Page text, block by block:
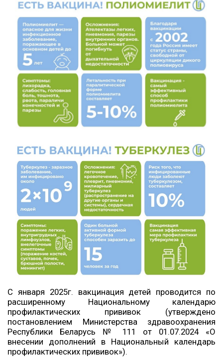
С января 2025г. вакцинация детей проводится по
расширенному Национальному календарю
профилактических прививок (утверждено
постановлением Министерства здравоохранения
Республики Беларусь № 111 от 01.07.2024 «О
внесении дополнений в Национальный календарь
профилактических прививок»).